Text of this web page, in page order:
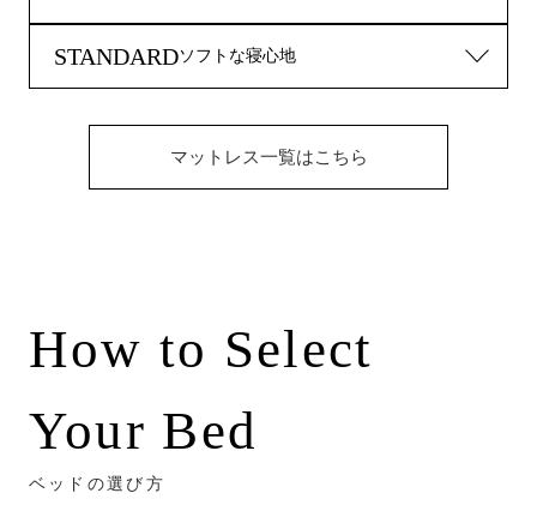
A-003
S-003
S-004
神宮前 Golden Value Pillow Top
神宮前 Golden Value
STANDARDソフトな寝心地
マットレス一覧はこちら
How to Select
Your Bed
ベッドの選び方